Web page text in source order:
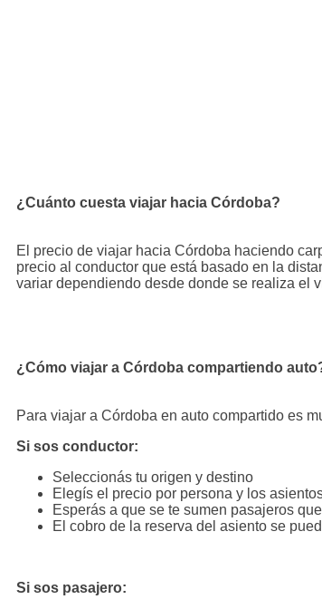
¿Cuánto cuesta viajar hacia Córdoba?
El precio de viajar hacia Córdoba haciendo
precio al conductor que está basado en la
variar dependiendo desde donde se realiza el
¿Cómo viajar a Córdoba compartiendo
Para viajar a Córdoba en auto compartido es
Si sos conductor:
Seleccionás tu origen y destino
Elegís el precio por persona y los
Esperás a que se te sumen pasajeros
El cobro de la reserva del asiento se
Si sos pasajero: